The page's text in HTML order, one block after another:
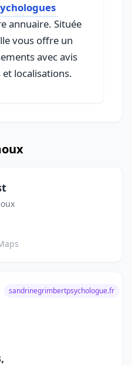
annuaire. Située
vous offre un
avec avis
localisations.
sandrinegrimbertpsychologue.fr